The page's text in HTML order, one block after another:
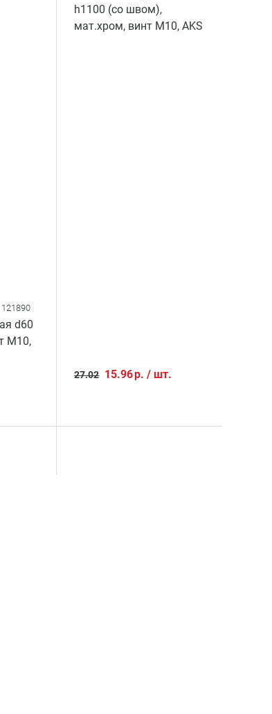
121890
d60
М10,
h1100 (со швом),
мат.хром, винт М10, AKS
27.02 15.96р. /шт.